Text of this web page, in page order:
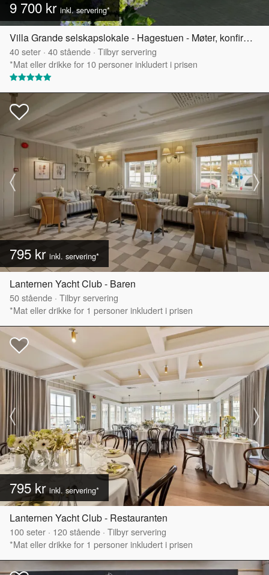
9 700 kr inkl. servering*
Villa Grande selskapslokale - Hagestuen - Møter, konfirmasjoner og mindre selskap
40seter · 40stående · Tilbyr servering
*Mat eller drikke for 10 personer inkludert i prisen
795 kr inkl. servering*
Lanternen Yacht Club - Baren
50stående · Tilbyr servering
*Mat eller drikke for 1 personer inkludert i prisen
795 kr inkl. servering*
Lanternen Yacht Club - Restauranten
100seter · 120stående · Tilbyr servering
*Mat eller drikke for 1 personer inkludert i prisen